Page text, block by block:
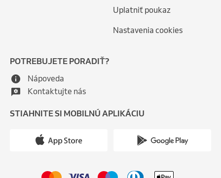
Uplatniť poukaz
Nastavenia cookies
POTREBUJETE PORADIŤ?
Nápoveda
Kontaktujte nás
STIAHNITE SI MOBILNÚ APLIKÁCIU